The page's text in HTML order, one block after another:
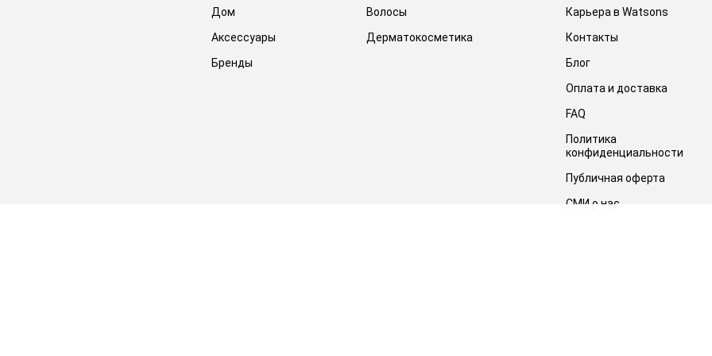
Дом
Волосы
Аксессуары
Дерматокосметика
Бренды
Карьера в Watsons
Контакты
Блог
Оплата и доставка
FAQ
Политика
конфиденциальности
Публичная оферта
СМИ о нас